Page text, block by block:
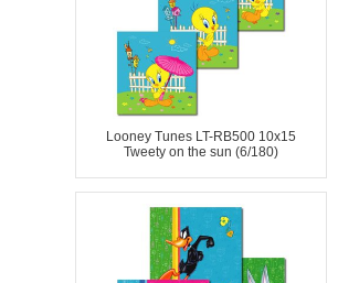
Looney Tunes LT-RB500 10x15
Tweety on the sun (6/180)